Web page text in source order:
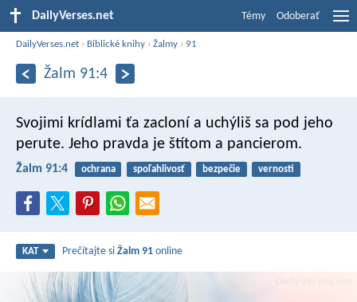
DailyVerses.net Témy Odoberať
DailyVerses.net › Biblické knihy ›Žalmy › 91
Žalm 91:4
Svojimi krídlami ťa zacloní a uchýliš sa pod jeho
perute. Jeho pravda je štítom a pancierom.
Žalm 91:4 ochrana spoľahlivosť bezpečie vernosti
KAT Prečítajte siŽalm 91 online